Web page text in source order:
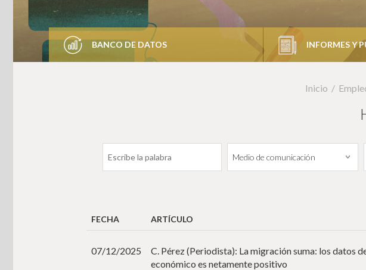
BANCO DE DATOS INFORMES Y
Inicio
FECHA ARTÍCULO
07/12/2025
C. Pérez (Periodista): La migración suma: los datos
económico es netamente positivo